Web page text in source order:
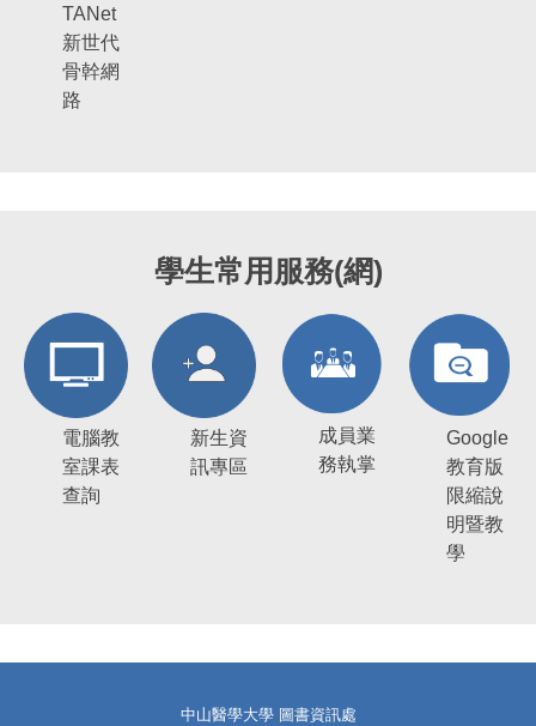
TANet
新世代
骨幹網
路
學生常用服務(網)
電腦教
室課表
查詢
新生資
訊專區
成員業
務執掌
Google
教育版
限縮說
明暨教
學
中山醫學大學 圖書資訊處